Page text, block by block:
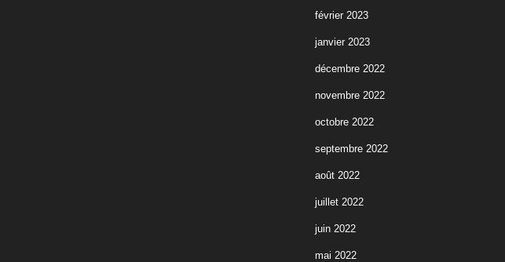
février 2023
janvier 2023
décembre 2022
novembre 2022
octobre 2022
septembre 2022
août 2022
juillet 2022
juin 2022
mai 2022